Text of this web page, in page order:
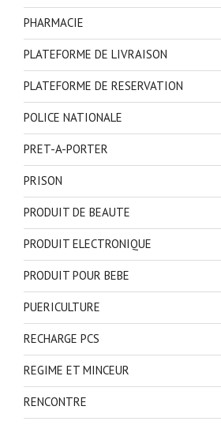
PHARMACIE
PLATEFORME DE LIVRAISON
PLATEFORME DE RESERVATION
POLICE NATIONALE
PRET-A-PORTER
PRISON
PRODUIT DE BEAUTE
PRODUIT ELECTRONIQUE
PRODUIT POUR BEBE
PUERICULTURE
RECHARGE PCS
REGIME ET MINCEUR
RENCONTRE